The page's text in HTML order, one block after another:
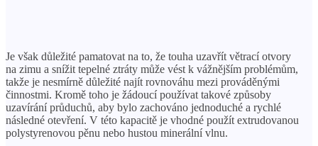
Je však důležité pamatovat na to, že touha uzavřít větrací otvory
na zimu a snížit tepelné ztráty může vést k vážnějším problémům,
takže je nesmírně důležité najít rovnováhu mezi prováděnými
činnostmi. Kromě toho je žádoucí používat takové způsoby
uzavírání průduchů, aby bylo zachováno jednoduché a rychlé
následné otevření. V této kapacitě je vhodné použít extrudovanou
polystyrenovou pěnu nebo hustou minerální vlnu.